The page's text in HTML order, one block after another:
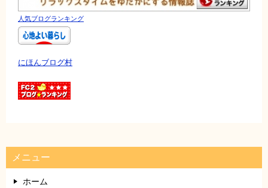
人気ブログランキング
にほんブログ村
メニュー
ホーム